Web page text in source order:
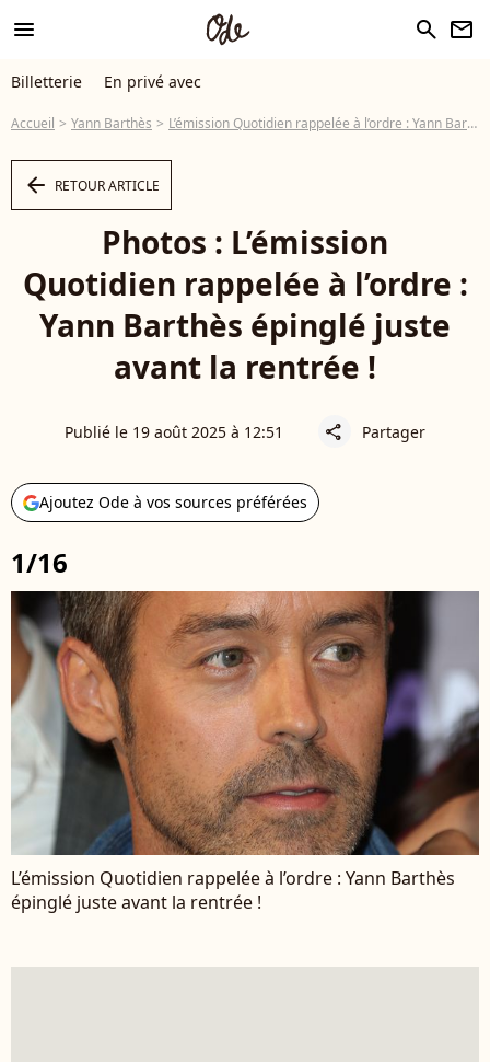
menu search newsletter
Billetterie En privé avec
Accueil Yann Barthès L’émission Quotidien rappelée à l’ordre : Yann Barthès épinglé juste avant la rentrée !
arrow_left RETOUR ARTICLE
Photos : L’émission
Quotidien rappelée à l’ordre :
Yann Barthès épinglé juste
avant la rentrée !
Publié le 19 août 2025 à 12:51 share Partager
Ajoutez Ode à vos sources préférées
1/16
L’émission Quotidien rappelée à l’ordre : Yann Barthès
épinglé juste avant la rentrée !